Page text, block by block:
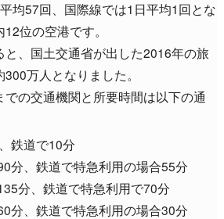
均57回、国際線では1日平均1回とな
位の空港です。
と、国土交通省が出した2016年の旅
万人となりました。
の交通機関と所要時間は以下の通
鉄道で10分
分、鉄道で特急利用の場合55分
分、鉄道で特急利用で70分
分、鉄道で特急利用の場合30分